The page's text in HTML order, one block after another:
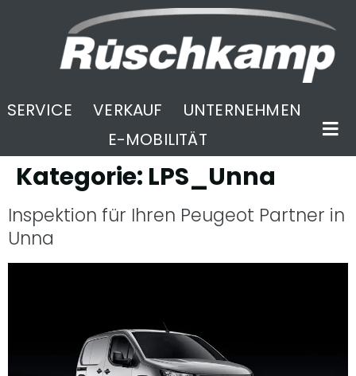
SERVICE VERKAUF
UNTERNEHMEN
E-MOBILITÄT
Kategorie: LPS_Unna
Inspektion für Ihren Peugeot Partner in
Unna